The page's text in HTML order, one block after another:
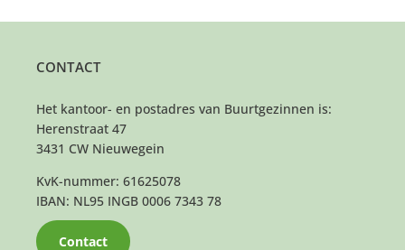
CONTACT
Het kantoor- en postadres van Buurtgezinnen is:
Herenstraat 47
3431 CW Nieuwegein
KvK-nummer: 61625078
IBAN: NL95 INGB 0006 7343 78
Contact